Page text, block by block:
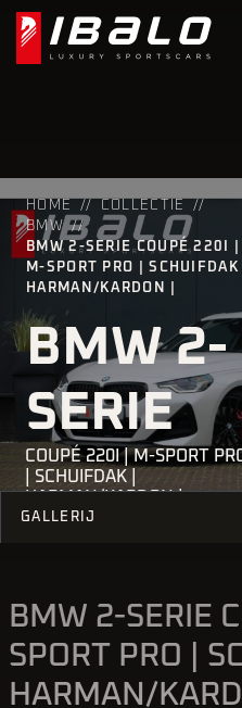
HOME
COLLECTIE
BMW
BMW 2-SERIE COUPÉ 220I |
M-SPORT PRO | SCHUIFDAK
HARMAN/KARDON |
BMW 2-
SERIE
COUPÉ 220I | M-SPORT
| SCHUIFDAK |
HARMAN/KARDON |
GALLERIJ
BMW 2-SERIE
SPORT PRO |
HARMAN/